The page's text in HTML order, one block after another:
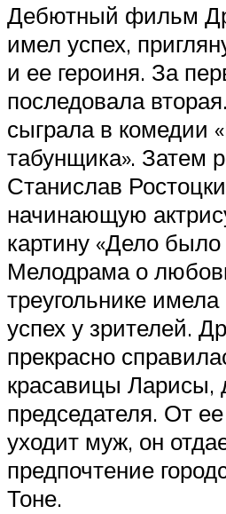
Дебютный фильм
имел успех,
и ее героиня. За
последовала
сыграла в комедии
табунщика». Затем
Станислав
начинающую
картину «Дело
Мелодрама о
треугольнике
успех у зрителей.
прекрасно
красавицы Ларисы,
председателя. От
уходит муж, он
предпочтение
Тоне.